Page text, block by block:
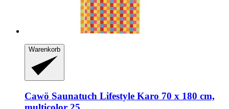
Warenkorb
Cawö Saunatuch Lifestyle Karo 70 x 180 cm,